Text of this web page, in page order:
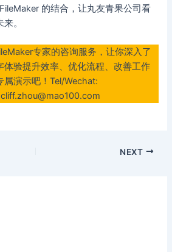
的结合，让丸友青果公司看
。
专家的咨询服务，让你深入了
体验提升效率、优化流程、改善工作
演示吧！Tel/Wechat:
NEXT